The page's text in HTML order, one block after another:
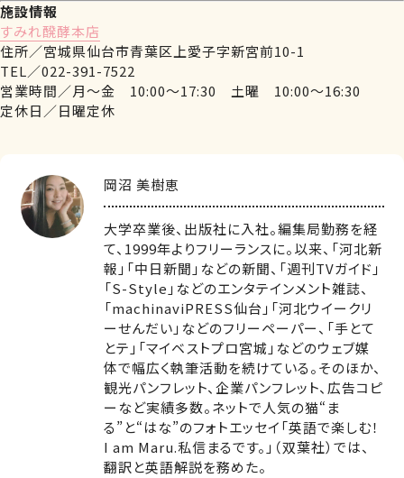
施設情報
すみれ醗酵本店
住所／宮城県仙台市青葉区上愛子字新宮前10-1
TEL／022-391-7522
営業時間／月～金 10:00～17:30 土曜 10:00～16:30
定休日／日曜定休
岡沼 美樹恵
大学卒業後、出版社に入社。編集局勤務を経
て、1999年よりフリーランスに。以来、「河北新
報」「中日新聞」などの新聞、「週刊TVガイド」
「S-Style」などのエンタテインメント雑誌、
「machinaviPRESS仙台」「河北ウイークリ
ーせんだい」などのフリーペーパー、「手とて
とテ」「マイベストプロ宮城」などのウェブ媒
体で幅広く執筆活動を続けている。そのほか、
観光パンフレット、企業パンフレット、広告コピ
ーなど実績多数。ネットで人気の猫“ま
る”と“はな”のフォトエッセイ「英語で楽しむ！
I am Maru.私信まるです。」（双葉社）では、
翻訳と英語解説を務めた。